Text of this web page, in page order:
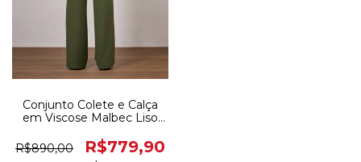
Conjunto Colete e Calça
em Viscose Malbec Liso
R$890,00
R$779,90